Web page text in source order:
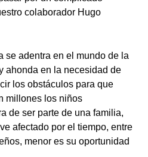
colaborador Hugo
se adentra en el mundo de la
ahonda en la necesidad de
los obstáculos para que
millones los niños
de ser parte de una familia,
afectado por el tiempo, entre
menor es su oportunidad